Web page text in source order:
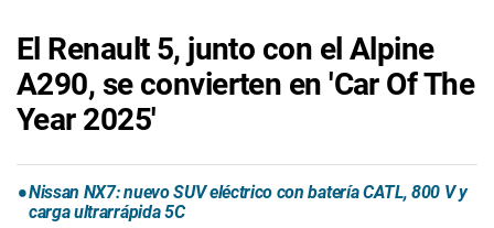
El Renault 5, junto con el Alpine
A290, se convierten en 'Car Of The
Year 2025'
Nissan NX7: nuevo SUV eléctrico con batería CATL, 800 V y
carga ultrarrápida 5C